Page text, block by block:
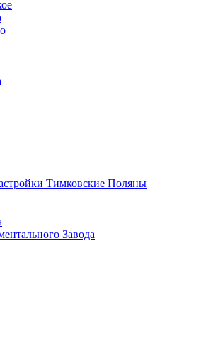
Тимковские Поляны
Завода